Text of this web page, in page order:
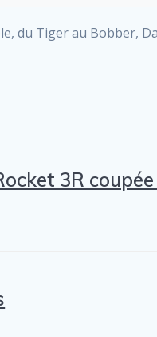
du Tiger au Bobber,
3R